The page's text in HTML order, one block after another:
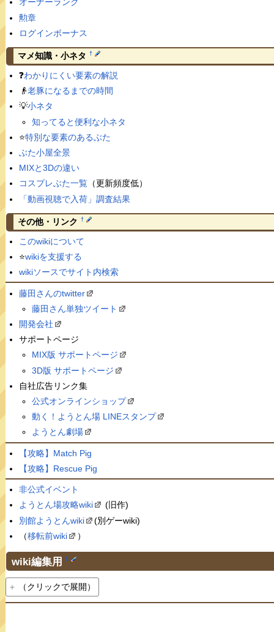
オーナーランク
勲章
ログインボーナス
マメ知識・小ネタ †
❓わかりにくい要素の解説
👴老豚になるまでの時間
💡小ネタ
知ってると便利な小ネタ
⭐️特別な要素のあるぶた
ぶた小屋全景
MIXと3Dの違い
コスプレぶた一覧（更新頻度低）
「動画視聴で入荷」調査結果
その他・リンク †
このwikiについて
⭐️wikiを支援する
wikiソースでサイト内検索
藤田さんのtwitter
藤田さん単独ツイート
開発会社
サポートページ
MIX版 サポートページ
3D版 サポートページ
自社広告リンク集
公式オンラインショップ
動く！ようとん場 LINEスタンプ
ようとん劇場
【攻略】Match Pig
【攻略】Rescue Pig
非公式イベント
ようとん場攻略wiki
(旧作)
別館ようとんwiki
(別ゲーwiki)
（移転前wiki ）
wiki編集用 †
（クリックで展開）